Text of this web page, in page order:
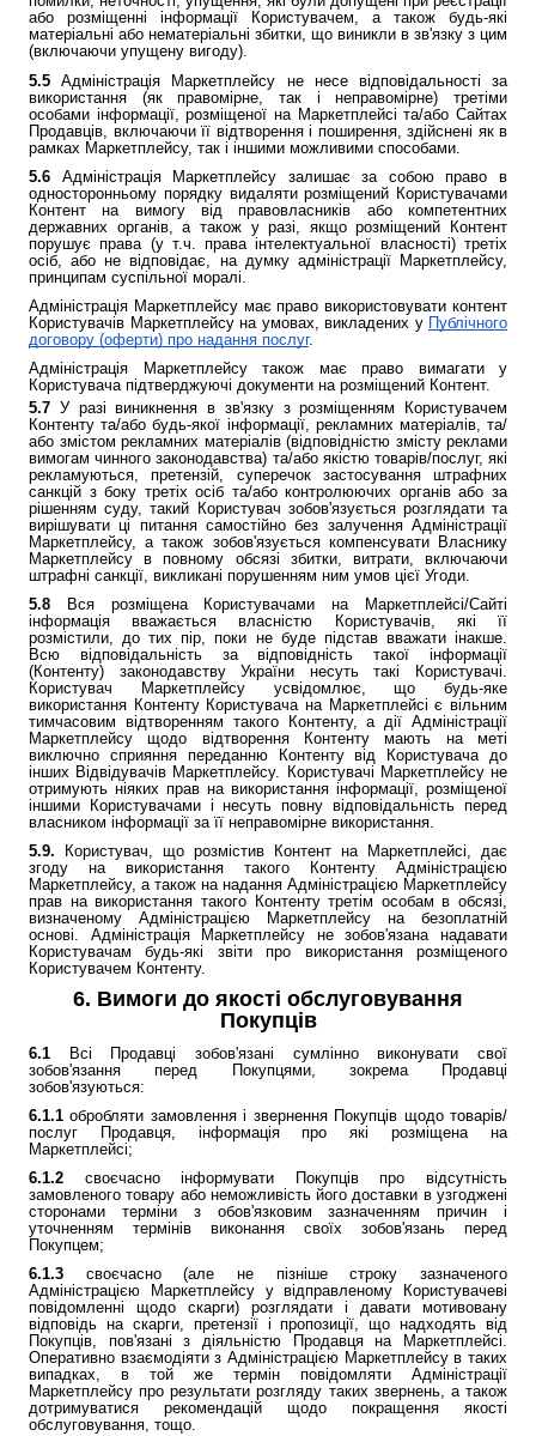
або розміщенні інформації Користувачем, а також будь-які
матеріальні або нематеріальні збитки, що виникли в зв'язку з цим
(включаючи упущену вигоду).
5.5 Адміністрація Маркетплейсу не несе відповідальності за
використання (як правомірне, так і неправомірне) третіми
особами інформації, розміщеної на Маркетплейсі та/або Сайтах
Продавців, включаючи її відтворення і поширення, здійснені як в
рамках Маркетплейсу, так і іншими можливими способами.
5.6 Адміністрація Маркетплейсу залишає за собою право в
односторонньому порядку видаляти розміщений Користувачами
Контент на вимогу від правовласників або компетентних
державних органів, а також у разі, якщо розміщений Контент
порушує права (у т.ч. права інтелектуальної власності) третіх
осіб, або не відповідає, на думку адміністрації Маркетплейсу,
принципам суспільної моралі.
Адміністрація Маркетплейсу має право використовувати контент
Користувачів Маркетплейсу на умовах, викладених у Публічного
договору (оферти) про надання послуг.
Адміністрація Маркетплейсу також має право вимагати у
Користувача підтверджуючі документи на розміщений Контент.
5.7 У разі виникнення в зв'язку з розміщенням Користувачем
Контенту та/або будь-якої інформації, рекламних матеріалів, та/
або змістом рекламних матеріалів (відповідністю змісту реклами
вимогам чинного законодавства) та/або якістю товарів/послуг, які
рекламуються, претензій, суперечок застосування штрафних
санкцій з боку третіх осіб та/або контролюючих органів або за
рішенням суду, такий Користувач зобов'язується розглядати та
вирішувати ці питання самостійно без залучення Адміністрації
Маркетплейсу, а також зобов'язується компенсувати Власнику
Маркетплейсу в повному обсязі збитки, витрати, включаючи
штрафні санкції, викликані порушенням ним умов цієї Угоди.
5.8 Вся розміщена Користувачами на Маркетплейсі/Сайті
інформація вважається власністю Користувачів, які її
розмістили, до тих пір, поки не буде підстав вважати інакше.
Всю відповідальність за відповідність такої інформації
(Контенту) законодавству України несуть такі Користувачі.
Користувач Маркетплейсу усвідомлює, що будь-яке
використання Контенту Користувача на Маркетплейсі є вільним
тимчасовим відтворенням такого Контенту, а дії Адміністрації
Маркетплейсу щодо відтворення Контенту мають на меті
виключно сприяння переданню Контенту від Користувача до
інших Відвідувачів Маркетплейсу. Користувачі Маркетплейсу не
отримують ніяких прав на використання інформації, розміщеної
іншими Користувачами і несуть повну відповідальність перед
власником інформації за її неправомірне використання.
5.9.
Користувач, що розмістив Контент на Маркетплейсі, дає
згоду на використання такого Контенту Адміністрацією
Маркетплейсу, а також на надання Адміністрацією Маркетплейсу
прав на використання такого Контенту третім особам в обсязі,
визначеному Адміністрацією Маркетплейсу на безоплатній
основі. Адміністрація Маркетплейсу не зобов'язана надавати
Користувачам будь-які звіти про використання розміщеного
Користувачем Контенту.
6. Вимоги до якості обслуговування
Покупців
6.1 Всі Продавці зобов'язані сумлінно виконувати свої
зобов'язання перед Покупцями, зокрема Продавці
зобов'язуються:
6.1.1 обробляти замовлення і звернення Покупців щодо товарів/
послуг Продавця, інформація про які розміщена на
Маркетплейсі;
6.1.2 своєчасно інформувати Покупців про відсутність
замовленого товару або неможливість його доставки в узгоджені
сторонами терміни з обов'язковим зазначенням причин і
уточненням термінів виконання своїх зобов'язань перед
Покупцем;
6.1.3 своєчасно (але не пізніше строку зазначеного
Адміністрацією Маркетплейсу у відправленому Користувачеві
повідомленні щодо скарги) розглядати і давати мотивовану
відповідь на скарги, претензії і пропозиції, що надходять від
Покупців, пов'язані з діяльністю Продавця на Маркетплейсі.
Оперативно взаємодіяти з Адміністрацією Маркетплейсу в таких
випадках, в той же термін повідомляти Адміністрації
Маркетплейсу про результати розгляду таких звернень, а також
дотримуватися рекомендацій щодо покращення якості
обслуговування, тощо.